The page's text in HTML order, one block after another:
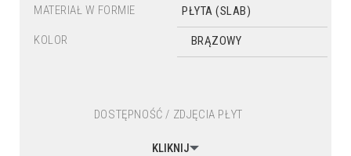
MATERIAŁ W FORMIE PŁYTA (SLAB)
KOLOR BRĄZOWY
DOSTĘPNOŚĆ / ZDJĘCIA PŁYT
KLIKNIJ